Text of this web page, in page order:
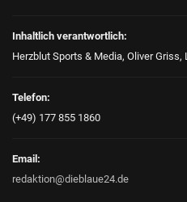
Inhaltlich verantwortlich:
Herzblut Sports & Media, Oliver
Telefon:
(+49) 177 855 1860
Email:
redaktion@dieblaue24.de